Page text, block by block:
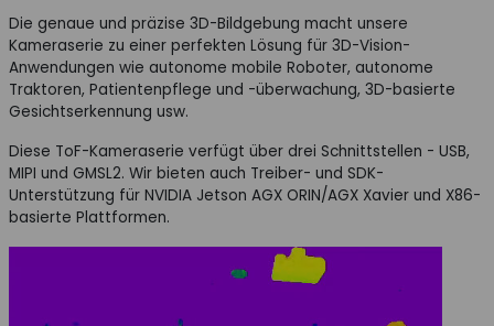
Die genaue und präzise 3D-Bildgebung macht unsere
Kameraserie zu einer perfekten Lösung für 3D-Vision-
Anwendungen wie autonome mobile Roboter, autonome
Traktoren, Patientenpflege und -überwachung, 3D-basierte
Gesichtserkennung usw.
Diese ToF-Kameraserie verfügt über drei Schnittstellen - USB,
MIPI und GMSL2. Wir bieten auch Treiber- und SDK-
Unterstützung für NVIDIA Jetson AGX ORIN/AGX Xavier und X86-
basierte Plattformen.